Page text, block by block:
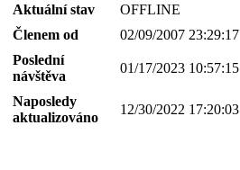
Aktuální stav
OFFLINE
Členem od
02/09/2007 23:29:17
Poslední
návštěva
01/17/2023 10:57:15
Naposledy
aktualizováno
12/30/2022 17:20:03